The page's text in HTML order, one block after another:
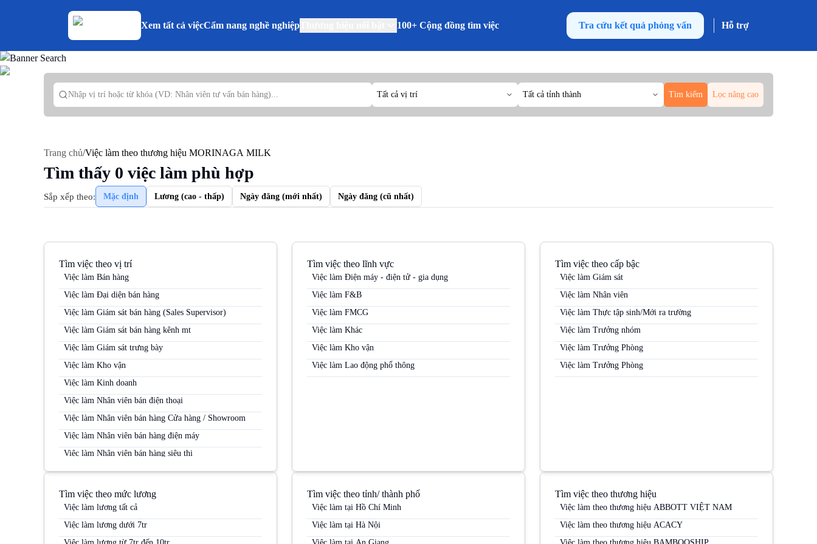
Xem tất cả việcCẩm nang nghề nghiệp 100+ Cộng đồng tìm việc Tra cứu kết quả phỏng vấn Hỗ trợ
Tất cả vị trí Tất cả tỉnh thành Tìm kiếm Lọc nâng cao
Trang chủ/ Việc làm theo thương hiệu MORINAGA MILK
Tìm thấy 0 việc làm phù hợp
Sắp xếp theo: Mặc định Lương (cao - thấp) Ngày đăng (mới nhất) Ngày đăng (cũ nhất)
Tìm việc theo vị trí
Việc làm Bán hàng
Việc làm Đại diện bán hàng
Việc làm Giám sát bán hàng (Sales Supervisor)
Việc làm Giám sát bán hàng kênh mt
Việc làm Giám sát trưng bày
Việc làm Kho vận
Việc làm Kinh doanh
Việc làm Nhân viên bán điện thoại
Việc làm Nhân viên bán hàng Cửa hàng / Showroom
Việc làm Nhân viên bán hàng điện máy
Việc làm Nhân viên bán hàng siêu thị
Việc làm Nhân viên bán hàng Siêu thị
Việc làm Nhân viên bán hàng trung tâm thương mại
Việc làm Nhân viên kinh doanh
Việc làm Nhân viên kinh doanh điện máy
Việc làm Nhân viên kinh doanh hàng tiêu dùng
Tìm việc theo lĩnh vực
Việc làm Điện máy - điện tử - gia dụng
Việc làm F&B
Việc làm FMCG
Việc làm Khác
Việc làm Kho vận
Việc làm Lao động phổ thông
Tìm việc theo cấp bậc
Việc làm Giám sát
Việc làm Nhân viên
Việc làm Thực tập sinh/Mới ra trường
Việc làm Trưởng nhóm
Việc làm Trưởng Phòng
Việc làm Trưởng Phòng
Tìm việc theo mức lương
Việc làm lương tất cả
Việc làm lương dưới 7tr
Tìm việc theo tỉnh/ thành phố
Việc làm tại Hồ Chí Minh
Việc làm tại Hà Nội
Tìm việc theo thương hiệu
Việc làm theo thương hiệu ABBOTT VIỆT NAM
Việc làm theo thương hiệu ACACY